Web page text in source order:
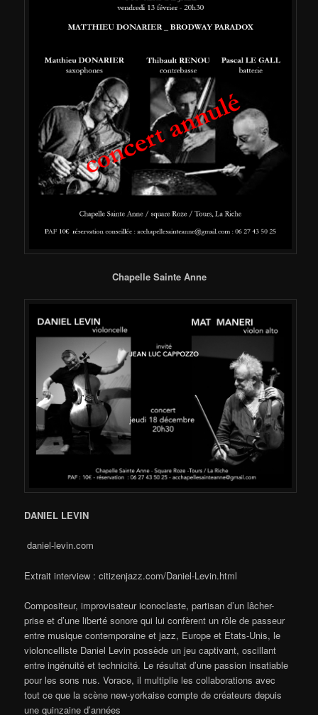
Chapelle Sainte Anne
DANIEL LEVIN
daniel-levin.com
Extrait interview : citizenjazz.com/Daniel-Levin.html
Compositeur, improvisateur iconoclaste, partisan d’un lâcher-
prise et d’une liberté sonore qui lui confèrent un rôle de passeur
entre musique contemporaine et jazz, Europe et Etats-Unis, le
violoncelliste Daniel Levin possède un jeu captivant, oscillant
entre ingénuité et technicité. Le résultat d’une passion insatiable
pour les sons nus. Vorace, il multiplie les collaborations avec
tout ce que la scène new-yorkaise compte de créateurs depuis
une quinzaine d’années